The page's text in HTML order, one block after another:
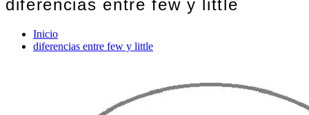
diferencias entre few y little
Inicio
diferencias entre few y little